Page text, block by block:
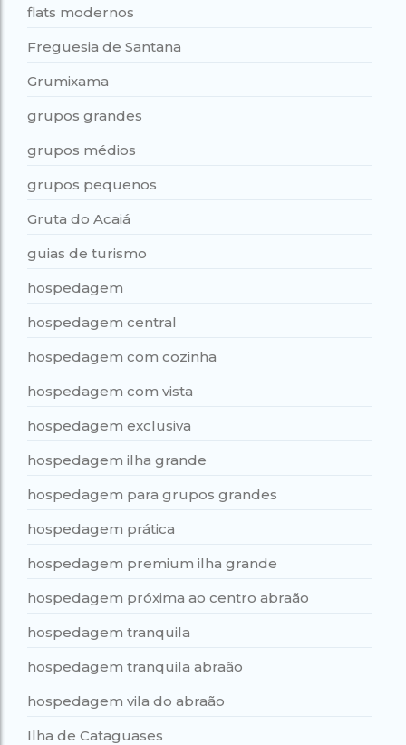
flats modernos
Freguesia de Santana
Grumixama
grupos grandes
grupos médios
grupos pequenos
Gruta do Acaiá
guias de turismo
hospedagem
hospedagem central
hospedagem com cozinha
hospedagem com vista
hospedagem exclusiva
hospedagem ilha grande
hospedagem para grupos grandes
hospedagem prática
hospedagem premium ilha grande
hospedagem próxima ao centro abraão
hospedagem tranquila
hospedagem tranquila abraão
hospedagem vila do abraão
Ilha de Cataguases